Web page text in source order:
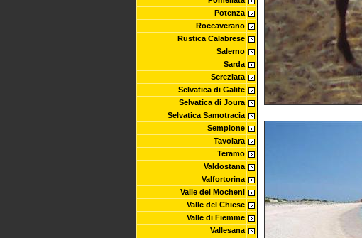
Potenza
Roccaverano
Rustica Calabrese
Salerno
Sarda
Screziata
Selvatica di Galite
Selvatica di Joura
Selvatica Samotracia
Sempione
Tavolara
Teramo
Valdostana
Valfortorina
Valle dei Mocheni
Valle del Chiese
Valle di Fiemme
Vallesana